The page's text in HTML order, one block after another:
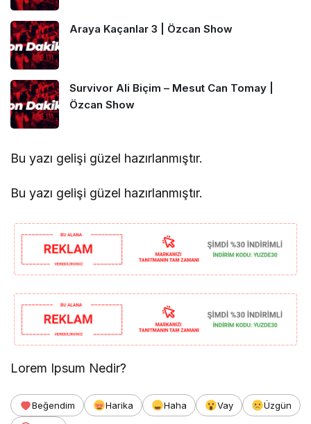
Araya Kaçanlar 3 | Özcan Show
Survivor Ali Biçim – Mesut Can Tomay |
Özcan Show
Bu yazı gelişi güzel hazırlanmıştır.
Bu yazı gelişi güzel hazırlanmıştır.
Lorem Ipsum Nedir?
Beğendim Harika Haha Vay
Üzgün